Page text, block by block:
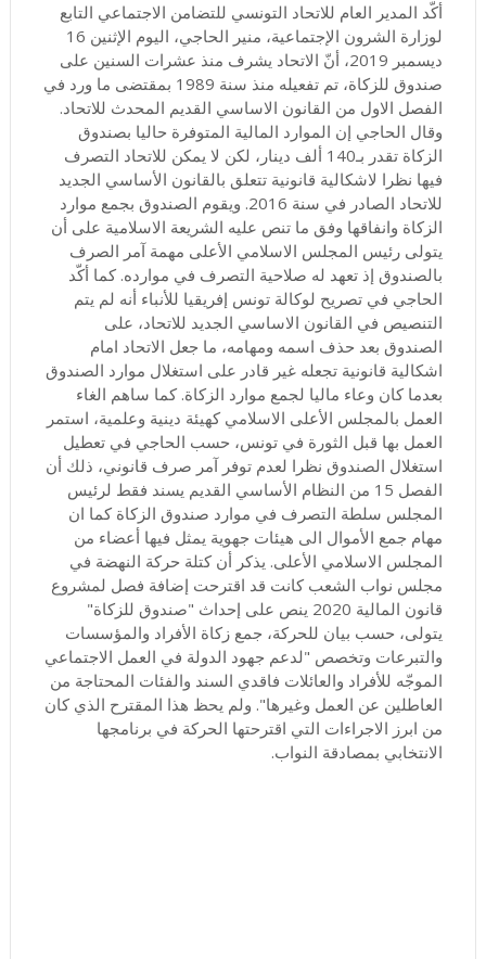
أكّد المدير العام للاتحاد التونسي للتضامن الاجتماعي التابع
لوزارة الشرون الإجتماعية، منير الحاجي، اليوم الإثنين 16
ديسمبر 2019، أنّ الاتحاد يشرف منذ عشرات السنين على
صندوق للزكاة، تم تفعيله منذ سنة 1989 بمقتضى ما ورد في
الفصل الاول من القانون الاساسي القديم المحدث للاتحاد.
وقال الحاجي إن الموارد المالية المتوفرة حاليا بصندوق
الزكاة تقدر بـ140 ألف دينار، لكن لا يمكن للاتحاد التصرف
فيها نظرا لاشكالية قانونية تتعلق بالقانون الأساسي الجديد
للاتحاد الصادر في سنة 2016. ويقوم الصندوق بجمع موارد
الزكاة وانفاقها وفق ما تنص عليه الشريعة الاسلامية على أن
يتولى رئيس المجلس الاسلامي الأعلى مهمة آمر الصرف
بالصندوق إذ تعهد له صلاحية التصرف في موارده. كما أكّد
الحاجي في تصريح لوكالة تونس إفريقيا للأنباء أنه لم يتم
التنصيص في القانون الاساسي الجديد للاتحاد، على
الصندوق بعد حذف اسمه ومهامه، ما جعل الاتحاد امام
اشكالية قانونية تجعله غير قادر على استغلال موارد الصندوق
بعدما كان وعاء ماليا لجمع موارد الزكاة. كما ساهم الغاء
العمل بالمجلس الأعلى الاسلامي كهيئة دينية وعلمية، استمر
العمل بها قبل الثورة في تونس، حسب الحاجي في تعطيل
استغلال الصندوق نظرا لعدم توفر آمر صرف قانوني، ذلك أن
الفصل 15 من النظام الأساسي القديم يسند فقط لرئيس
المجلس سلطة التصرف في موارد صندوق الزكاة كما ان
مهام جمع الأموال الى هيئات جهوية يمثل فيها أعضاء من
المجلس الاسلامي الأعلى. يذكر أن كتلة حركة النهضة في
مجلس نواب الشعب كانت قد اقترحت إضافة فصل لمشروع
قانون المالية 2020 ينص على إحداث "صندوق للزكاة"
يتولى، حسب بيان للحركة، جمع زكاة الأفراد والمؤسسات
والتبرعات وتخصص "لدعم جهود الدولة في العمل الاجتماعي
الموجّه للأفراد والعائلات فاقدي السند والفئات المحتاجة من
العاطلين عن العمل وغيرها". ولم يحظ هذا المقترح الذي كان
من ابرز الاجراءات التي اقترحتها الحركة في برنامجها
الانتخابي بمصادقة النواب.